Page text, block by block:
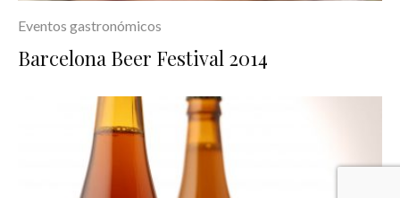
Eventos gastronómicos
Barcelona Beer Festival 2014